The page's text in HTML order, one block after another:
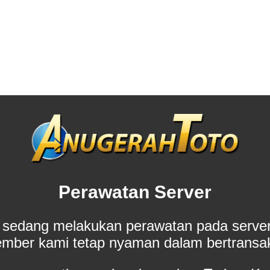
Perawatan Server
melakukan perawatan pada
kami tetap nyaman dalam